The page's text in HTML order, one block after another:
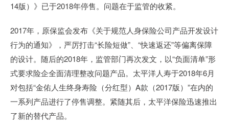
14版）》已于2018年停售。问题在于监管的收紧。
2017年，原保监会发布《关于规范人身保险公司产品开发设计
行为的通知》，严厉打击“长险短做”、“快速返还”等偏离保障
的设计。随后的2018年，监管部门再次发文，以“负面清单”形
式要求险企全面清理整改问题产品。太平洋人寿于2018年6月
对包括“金佑人生终身寿险（分红型）A款（2017版）”在内的
一系列产品进行了停售调整。紧随其后，太平洋保险迅速推出
了新的替代产品。